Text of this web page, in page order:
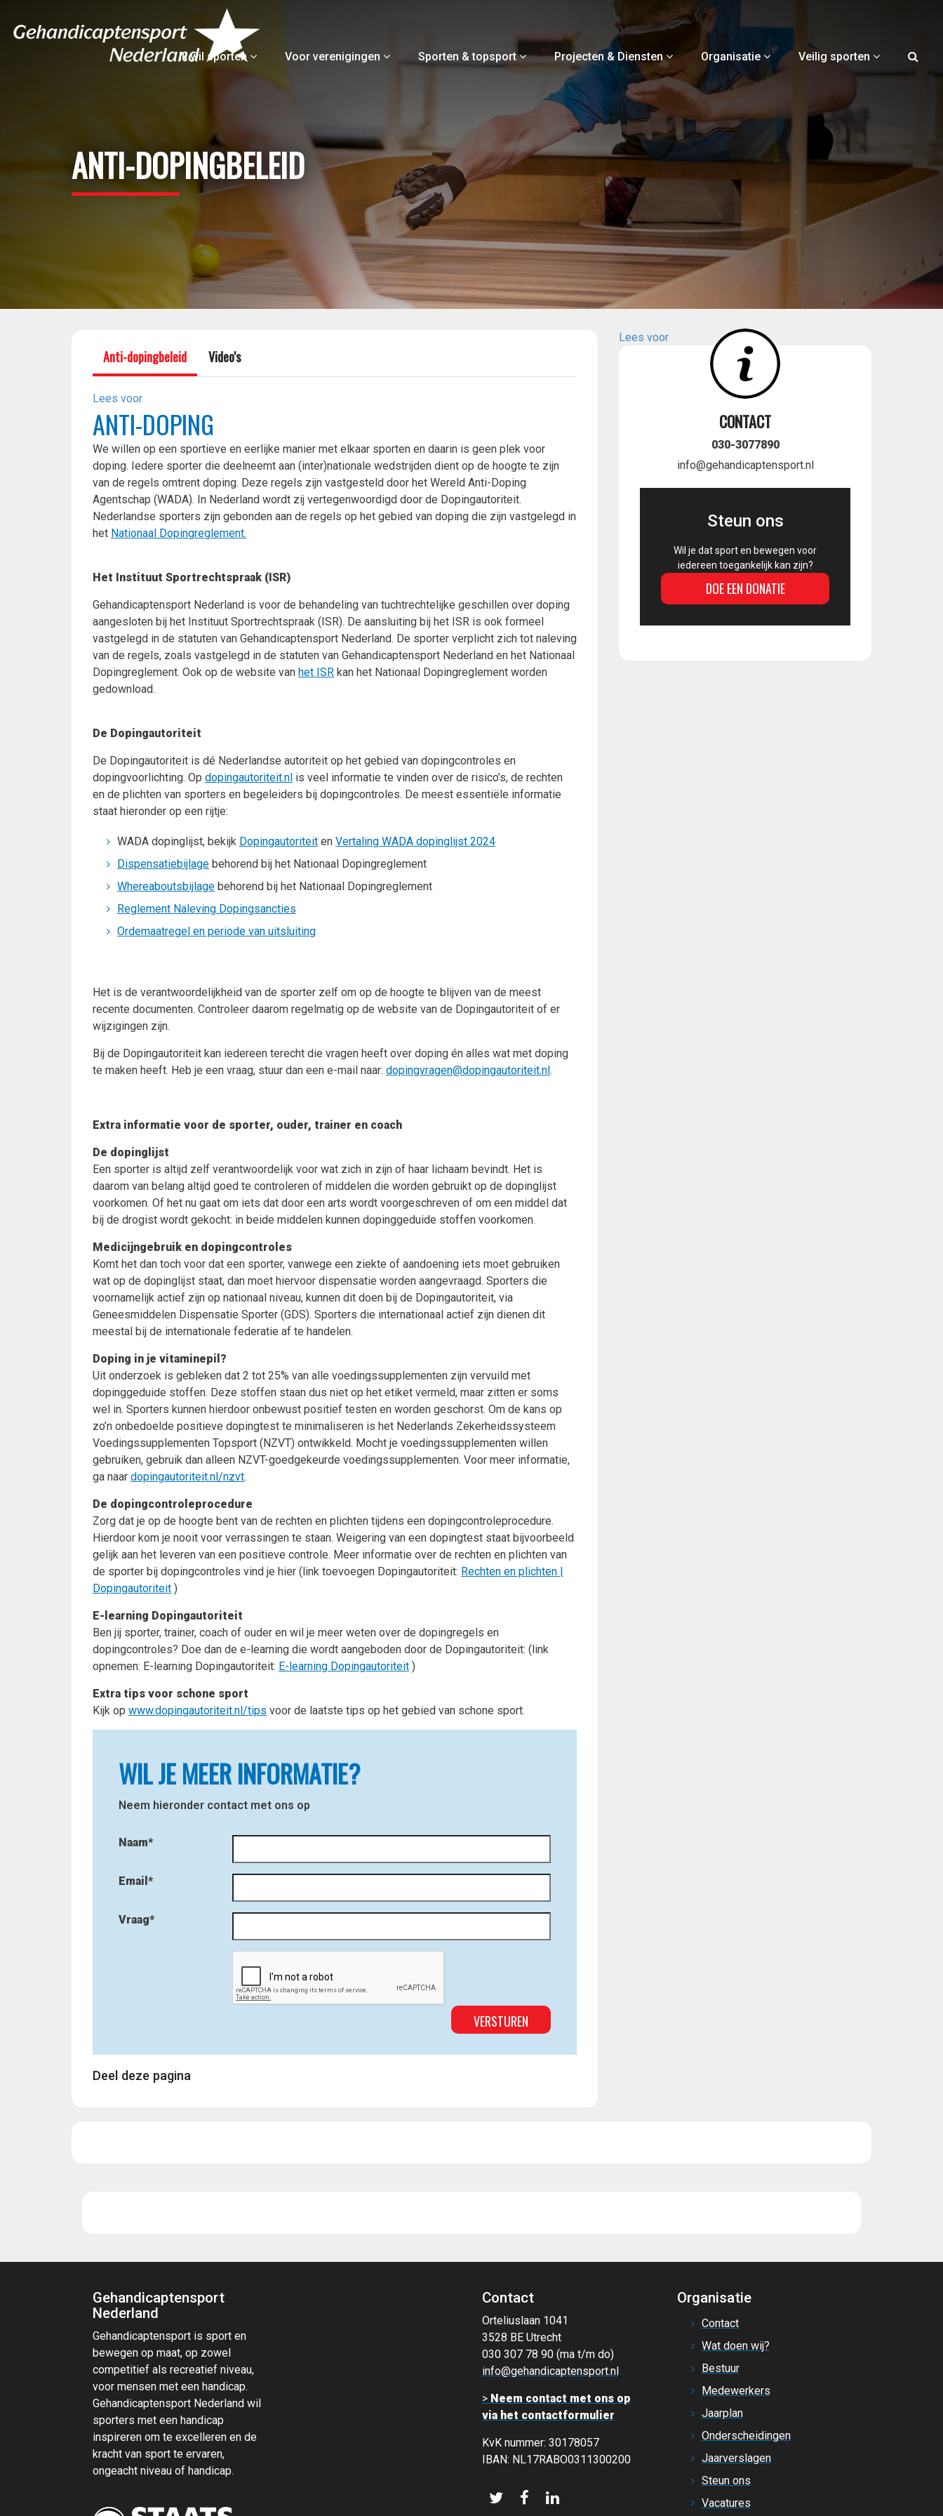
Ik wil sporten Voor verenigingen Sporten & topsport Projecten & Diensten Organisatie Veilig sporten
ANTI-DOPINGBELEID
Anti-dopingbeleid Video's
Lees voor
ANTI-DOPING
We willen op een sportieve en eerlijke manier met elkaar sporten en daarin is geen plek voor
doping. Iedere sporter die deelneemt aan (inter)nationale wedstrijden dient op de hoogte te zijn
van de regels omtrent doping. Deze regels zijn vastgesteld door het Wereld Anti-Doping
Agentschap (WADA). In Nederland wordt zij vertegenwoordigd door de Dopingautoriteit.
Nederlandse sporters zijn gebonden aan de regels op het gebied van doping die zijn vastgelegd in
het Nationaal Dopingreglement.
Het Instituut Sportrechtspraak (ISR)
Gehandicaptensport Nederland is voor de behandeling van tuchtrechtelijke geschillen over doping
aangesloten bij het Instituut Sportrechtspraak (ISR). De aansluiting bij het ISR is ook formeel
vastgelegd in de statuten van Gehandicaptensport Nederland. De sporter verplicht zich tot naleving
van de regels, zoals vastgelegd in de statuten van Gehandicaptensport Nederland en het Nationaal
Dopingreglement. Ook op de website van het ISR kan het Nationaal Dopingreglement worden
gedownload.
De Dopingautoriteit
De Dopingautoriteit is dé Nederlandse autoriteit op het gebied van dopingcontroles en
dopingvoorlichting. Op dopingautoriteit.nl is veel informatie te vinden over de risico’s, de rechten
en de plichten van sporters en begeleiders bij dopingcontroles. De meest essentiële informatie
staat hieronder op een rijtje:
WADA dopinglijst, bekijk Dopingautoriteit en Vertaling WADA dopinglijst 2024
Dispensatiebijlage behorend bij het Nationaal Dopingreglement
Whereaboutsbijlage behorend bij het Nationaal Dopingreglement
Reglement Naleving Dopingsancties
Ordemaatregel en periode van uitsluiting
Het is de verantwoordelijkheid van de sporter zelf om op de hoogte te blijven van de meest
recente documenten. Controleer daarom regelmatig op de website van de Dopingautoriteit of er
wijzigingen zijn.
Bij de Dopingautoriteit kan iedereen terecht die vragen heeft over doping én alles wat met doping
te maken heeft. Heb je een vraag, stuur dan een e-mail naar: dopingvragen@dopingautoriteit.nl.
Extra informatie voor de sporter, ouder, trainer en coach
De dopinglijst
Een sporter is altijd zelf verantwoordelijk voor wat zich in zijn of haar lichaam bevindt. Het is
daarom van belang altijd goed te controleren of middelen die worden gebruikt op de dopinglijst
voorkomen. Of het nu gaat om iets dat door een arts wordt voorgeschreven of om een middel dat
bij de drogist wordt gekocht: in beide middelen kunnen dopinggeduide stoffen voorkomen.
Medicijngebruik en dopingcontroles
Komt het dan toch voor dat een sporter, vanwege een ziekte of aandoening iets moet gebruiken
wat op de dopinglijst staat, dan moet hiervoor dispensatie worden aangevraagd. Sporters die
voornamelijk actief zijn op nationaal niveau, kunnen dit doen bij de Dopingautoriteit, via
Geneesmiddelen Dispensatie Sporter (GDS). Sporters die internationaal actief zijn dienen dit
meestal bij de internationale federatie af te handelen.
Doping in je vitaminepil?
Uit onderzoek is gebleken dat 2 tot 25% van alle voedingssupplementen zijn vervuild met
dopinggeduide stoffen. Deze stoffen staan dus niet op het etiket vermeld, maar zitten er soms
wel in. Sporters kunnen hierdoor onbewust positief testen en worden geschorst. Om de kans op
zo’n onbedoelde positieve dopingtest te minimaliseren is het Nederlands Zekerheidssysteem
Voedingssupplementen Topsport (NZVT) ontwikkeld. Mocht je voedingssupplementen willen
gebruiken, gebruik dan alleen NZVT-goedgekeurde voedingssupplementen. Voor meer informatie,
ga naar dopingautoriteit.nl/nzvt.
De dopingcontroleprocedure
Zorg dat je op de hoogte bent van de rechten en plichten tijdens een dopingcontroleprocedure.
Hierdoor kom je nooit voor verrassingen te staan. Weigering van een dopingtest staat bijvoorbeeld
gelijk aan het leveren van een positieve controle. Meer informatie over de rechten en plichten van
de sporter bij dopingcontroles vind je hier (link toevoegen Dopingautoriteit: Rechten en plichten |
Dopingautoriteit )
E-learning Dopingautoriteit
Ben jij sporter, trainer, coach of ouder en wil je meer weten over de dopingregels en
dopingcontroles? Doe dan de e-learning die wordt aangeboden door de Dopingautoriteit: (link
opnemen: E-learning Dopingautoriteit: E-learning Dopingautoriteit )
Extra tips voor schone sport
Kijk op www.dopingautoriteit.nl/tips voor de laatste tips op het gebied van schone sport.
WIL JE MEER INFORMATIE?
Neem hieronder contact met ons op
Naam*
Email*
Vraag*
Deel deze pagina
Lees voor
CONTACT
030-3077890
info@gehandicaptensport.nl
Steun ons
Wil je dat sport en bewegen voor
iedereen toegankelijk kan zijn?
DOE EEN DONATIE
Gehandicaptensport
Nederland
Gehandicaptensport is sport en
bewegen op maat, op zowel
competitief als recreatief niveau,
voor mensen met een handicap.
Gehandicaptensport Nederland wil
sporters met een handicap
inspireren om te excelleren en de
kracht van sport te ervaren,
ongeacht niveau of handicap.
Contact
Orteliuslaan 1041
3528 BE Utrecht
030 307 78 90 (ma t/m do)
info@gehandicaptensport.nl
> Neem contact met ons op
via het contactformulier
KvK nummer: 30178057
IBAN: NL17RABO0311300200
Organisatie
Contact
Wat doen wij?
Bestuur
Medewerkers
Jaarplan
Onderscheidingen
Jaarverslagen
Steun ons
Vacatures